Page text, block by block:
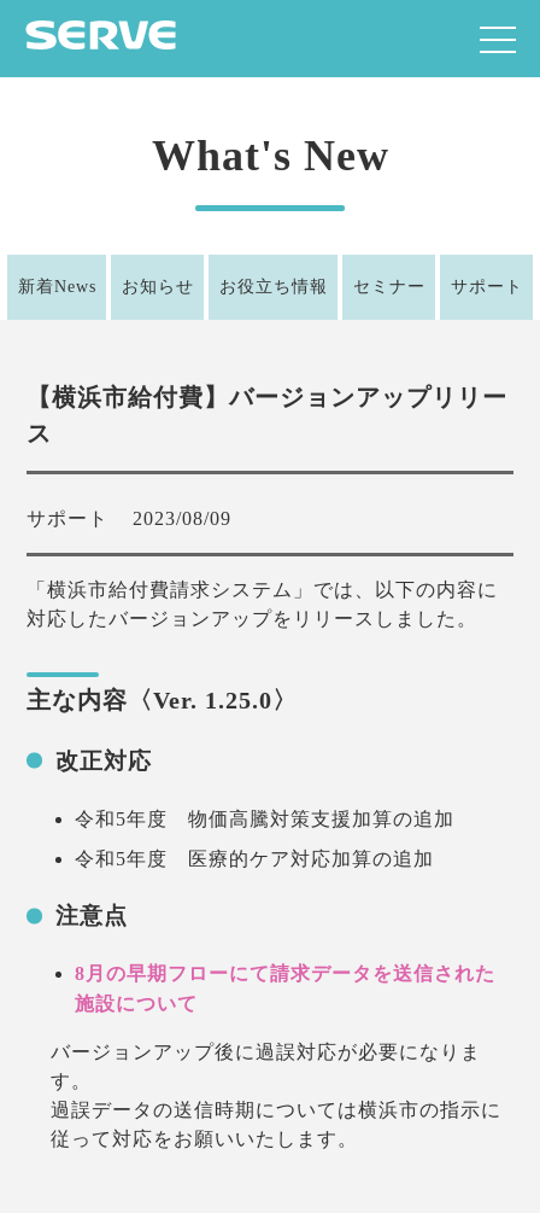
What's New
新着News お知らせ お役立ち情報 セミナー サポート
【横浜市給付費】バージョンアップリリー
ス
サポート 2023/08/09
「横浜市給付費請求システム」では、以下の内容に
対応したバージョンアップをリリースしました。
主な内容〈Ver. 1.25.0〉
改正対応
令和5年度 物価高騰対策支援加算の追加
令和5年度 医療的ケア対応加算の追加
注意点
8月の早期フローにて請求データを送信された
施設について
バージョンアップ後に過誤対応が必要になりま
す。
過誤データの送信時期については横浜市の指示に
従って対応をお願いいたします。